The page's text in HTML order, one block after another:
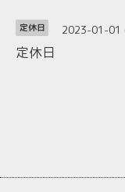
定休日 2023-01-01
定休日